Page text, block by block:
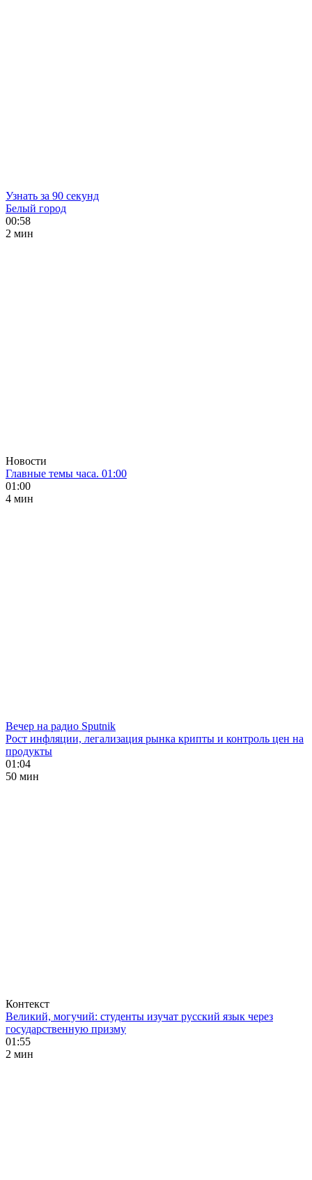
Узнать за 90 секунд
Белый город
00:58
2 мин
Новости
Главные темы часа. 01:00
01:00
4 мин
Вечер на радио Sputnik
Рост инфляции, легализация рынка крипты и контроль цен на
продукты
01:04
50 мин
Контекст
Великий, могучий: студенты изучат русский язык через
государственную призму
01:55
2 мин